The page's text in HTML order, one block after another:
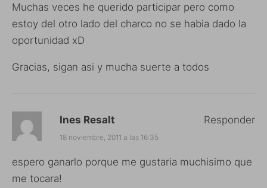
Muchas veces he querido participar pero como
estoy del otro lado del charco no se habia dado la
oportunidad xD
Gracias, sigan asi y mucha suerte a todos
Ines Resalt
18 noviembre, 2011 a las 16:35
espero ganarlo porque me gustaria muchisimo que
me tocara!
Responder